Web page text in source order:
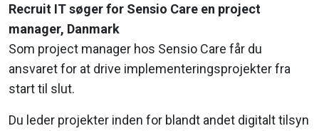
Recruit IT søger for Sensio Care en project
manager, Danmark
Som project manager hos Sensio Care får du
ansvaret for at drive implementeringsprojekter fra
start til slut.
Du leder projekter inden for blandt andet digitalt tilsyn